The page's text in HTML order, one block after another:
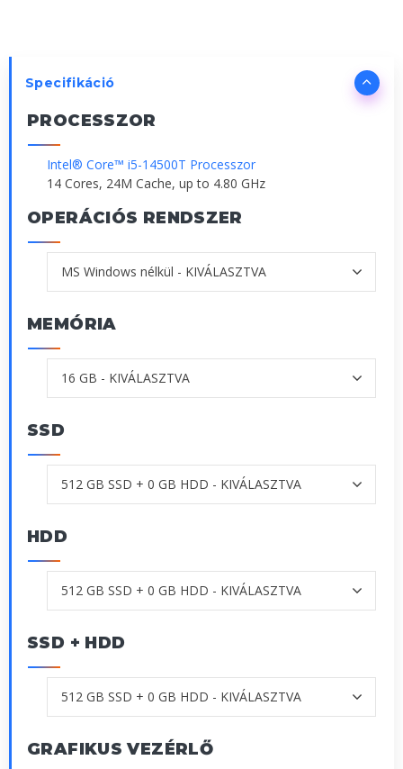
Specifikáció
PROCESSZOR
Intel® Core™ i5-14500T Processzor
14 Cores, 24M Cache, up to 4.80 GHz
OPERÁCIÓS RENDSZER
MEMÓRIA
SSD
HDD
SSD + HDD
GRAFIKUS VEZÉRLŐ